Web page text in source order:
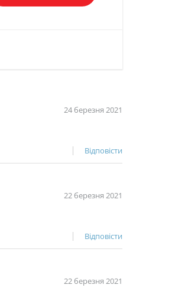
24 березня 2021
Відповісти
22 березня 2021
Відповісти
22 березня 2021